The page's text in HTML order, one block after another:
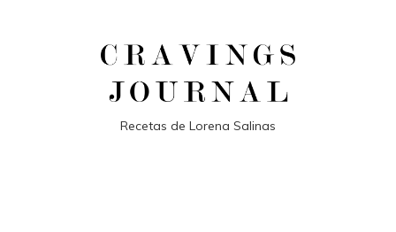
Recetas de Lorena Salinas